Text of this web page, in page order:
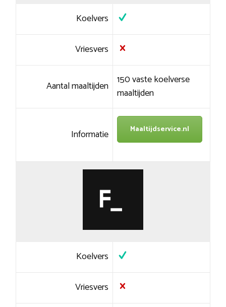
Koelvers
Vriesvers
Aantal maaltijden 150 vaste koelverse
maaltijden
Informatie Maaltijdservice.nl
Koelvers
Vriesvers